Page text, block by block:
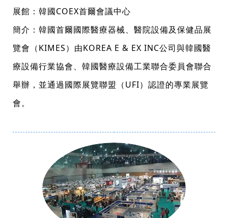
展館：韓國COEX首爾會議中心
簡介：韓國首爾國際醫療器械、醫院設備及保健品展
覽會（KIMES）由KOREA E & EX INC公司與韓國醫
療設備行業協會、韓國醫療設備工業聯合委員會聯合
舉辦，並通過國際展覽聯盟（UFI）認證的專業展覽
會。